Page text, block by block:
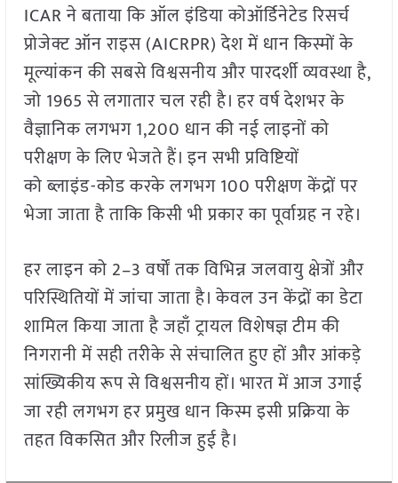
ICAR ने बताया कि ऑल इंडिया कोऑर्डिनेटेड रिसर्च
प्रोजेक्ट ऑन राइस (AICRPR) देश में धान किस्मों के
मूल्यांकन की सबसे विश्वसनीय और पारदर्शी व्यवस्था है,
जो 1965 से लगातार चल रही है। हर वर्ष देशभर के
वैज्ञानिक लगभग 1,200 धान की नई लाइनों को
परीक्षण के लिए भेजते हैं। इन सभी प्रविष्टियों
को ब्लाइंड-कोड करके लगभग 100 परीक्षण केंद्रों पर
भेजा जाता है ताकि किसी भी प्रकार का पूर्वाग्रह न रहे।
हर लाइन को 2–3 वर्षों तक विभिन्न जलवायु क्षेत्रों और
परिस्थितियों में जांचा जाता है। केवल उन केंद्रों का डेटा
शामिल किया जाता है जहाँ ट्रायल विशेषज्ञ टीम की
निगरानी में सही तरीके से संचालित हुए हों और आंकड़े
सांख्यिकीय रूप से विश्वसनीय हों। भारत में आज उगाई
जा रही लगभग हर प्रमुख धान किस्म इसी प्रक्रिया के
तहत विकसित और रिलीज हुई है।